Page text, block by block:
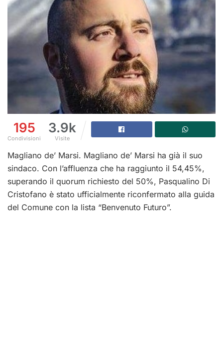
195
Condivisioni
3.9k
Visite
Magliano de’ Marsi. Magliano de’ Marsi ha già il suo
sindaco. Con l’affluenza che ha raggiunto il 54,45%,
superando il quorum richiesto del 50%, Pasqualino Di
Cristofano è stato ufficialmente riconfermato alla guida
del Comune con la lista “Benvenuto Futuro”.